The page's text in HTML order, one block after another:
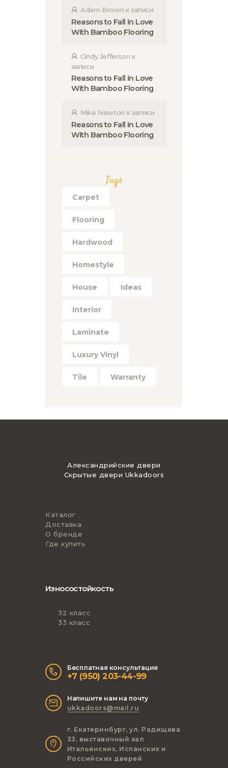
Adam Brown к записи
Reasons to Fall in Love
With Bamboo Flooring
Cindy Jefferson к
записи
Reasons to Fall in Love
With Bamboo Flooring
Mike Newton к записи
Reasons to Fall in Love
With Bamboo Flooring
Tags
Carpet
Flooring
Hardwood
Homestyle
House Ideas
Interior
Laminate
Luxury Vinyl
Tile Warranty
Александрийские двери
Скрытые двери Ukkadoors
Каталог
Доставка
О бренде
Где купить
Износостойкость
32 класс
33 класс
Бесплатная консультация
+7 (950) 203-44-99
Напишите нам на почту
ukkadoors@mail.ru
г. Екатеринбург, ул. Радищева
33, выставочный зал
Итальянских, Испанских и
Российских дверей